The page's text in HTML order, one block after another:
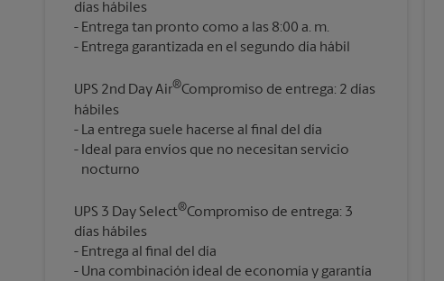
días hábiles
Entrega tan pronto como a las 8:00 a. m.
UPS 2nd Day Air®Compromiso de entrega: 2 días
hábiles
La entrega suele hacerse al final del día
Ideal para envíos que no necesitan servicio
UPS 3 Day Select®Compromiso de entrega: 3
días hábiles
Entrega al final del día
Una combinación ideal de economía y garantía